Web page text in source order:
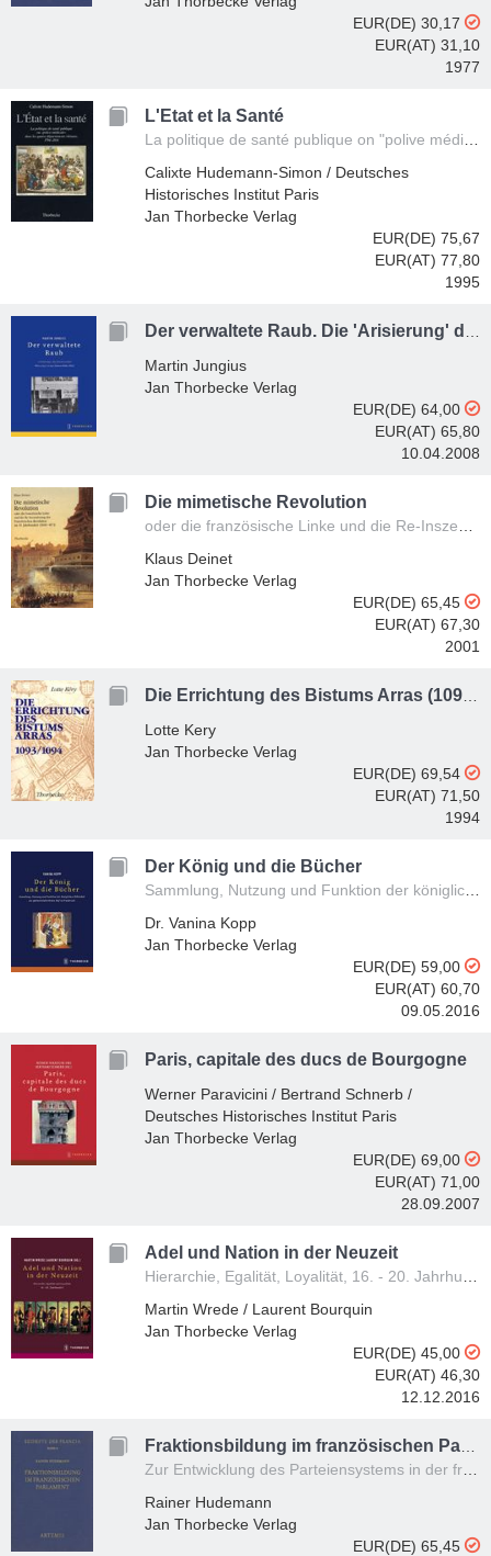
EUR(DE) 30,17
EUR(AT) 31,10
1977
L'Etat et la Santé
La politique de santé publique on "polive médicale" dans les quatre départements rhénans, 1794-1814
Calixte Hudemann-Simon / Deutsches
Historisches Institut Paris
Jan Thorbecke Verlag
EUR(DE) 75,67
EUR(AT) 77,80
1995
Martin Jungius
Jan Thorbecke Verlag
EUR(DE) 64,00
EUR(AT) 65,80
10.04.2008
Die mimetische Revolution
oder die französische Linke und die Re-Inszenierung der französischen Revolution im neunzehnten Jahrhundert (1830-1871)
Klaus Deinet
Jan Thorbecke Verlag
EUR(DE) 65,45
EUR(AT) 67,30
2001
Lotte Kery
Jan Thorbecke Verlag
EUR(DE) 69,54
EUR(AT) 71,50
1994
Der König und die Bücher
Sammlung, Nutzung und Funktion der königlichen Bibliothek am spätmittelalterlichen Hof in Frankreich
Dr. Vanina Kopp
Jan Thorbecke Verlag
EUR(DE) 59,00
EUR(AT) 60,70
09.05.2016
Paris, capitale des ducs de Bourgogne
Werner Paravicini / Bertrand Schnerb /
Deutsches Historisches Institut Paris
Jan Thorbecke Verlag
EUR(DE) 69,00
EUR(AT) 71,00
28.09.2007
Adel und Nation in der Neuzeit
Hierarchie, Egalität, Loyalität, 16. - 20. Jahrhunderts
Martin Wrede / Laurent Bourquin
Jan Thorbecke Verlag
EUR(DE) 45,00
EUR(AT) 46,30
12.12.2016
Zur Entwicklung des Parteiensystems in der frühen Dritten Republik (1871-1875)
Rainer Hudemann
Jan Thorbecke Verlag
EUR(DE) 65,45